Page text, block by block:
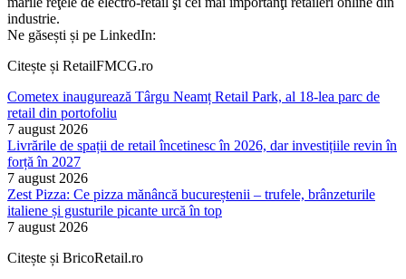
industrie.
Ne găsești și pe LinkedIn:
Citește și RetailFMCG.ro
Cometex inaugurează Târgu Neamț Retail Park, al 18-lea parc de
retail din portofoliu
7 august 2026
Livrările de spații de retail încetinesc în 2026, dar investițiile revin în
forță în 2027
7 august 2026
Zest Pizza: Ce pizza mănâncă bucureștenii – trufele, brânzeturile
italiene și gusturile picante urcă în top
7 august 2026
Citește și BricoRetail.ro